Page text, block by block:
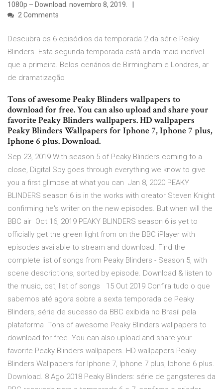
1080p – Download. novembro 8, 2019.
2 Comments
Descubra os 6 episódios da temporada 2 da série Peaky
Blinders. Esta segunda temporada está ainda maid incrível
que a primeira. Belos cenários de Birmingham e Londres, ar
de dramatização
Tons of awesome Peaky Blinders wallpapers to
download for free. You can also upload and share your
favorite Peaky Blinders wallpapers. HD wallpapers
Peaky Blinders Wallpapers for Iphone 7, Iphone 7 plus,
Iphone 6 plus. Download.
Sep 23, 2019 With season 5 of Peaky Blinders coming to a
close, Digital Spy goes through everything we know to give
you a first glimpse at what you can Jan 8, 2020 PEAKY
BLINDERS season 6 is in the works with creator Steven Knight
confirming he's writer on the new episodes. But when will the
BBC air Oct 16, 2019 PEAKY BLINDERS season 6 is yet to
officially get the green light from on the BBC iPlayer with
episodes available to stream and download. Find the
complete list of songs from Peaky Blinders - Season 5, with
scene descriptions, sorted by episode. Download & listen to
the music, ost, list of songs 15 Out 2019 Confira tudo o que
sabemos até agora sobre a sexta temporada de Peaky
Blinders, série de sucesso da BBC exibida no Brasil pela
plataforma Tons of awesome Peaky Blinders wallpapers to
download for free. You can also upload and share your
favorite Peaky Blinders wallpapers. HD wallpapers Peaky
Blinders Wallpapers for Iphone 7, Iphone 7 plus, Iphone 6 plus.
Download. 8 Ago 2018 Peaky Blinders: série de gangsteres da